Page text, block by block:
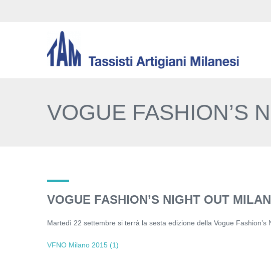
VOGUE FASHION’S
VOGUE FASHION’S NIGHT OUT
Martedì 22 settembre si terrà la sesta edizione della Vogue
VFNO Milano 2015 (1)